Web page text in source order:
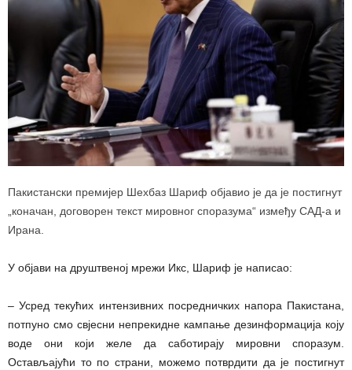
Пакистански премијер Шехбаз Шариф објавио је да је постигнут
„коначан, договорен текст мировног споразума“ између САД-а и
Ирана.
У објави на друштвеној мрежи Икс, Шариф је написао:
– Усред текућих интензивних посредничких напора Пакистана,
потпуно смо свјесни непрекидне кампање дезинформација коју
воде они који желе да саботирају мировни споразум.
Остављајући то по страни, можемо потврдити да је постигнут